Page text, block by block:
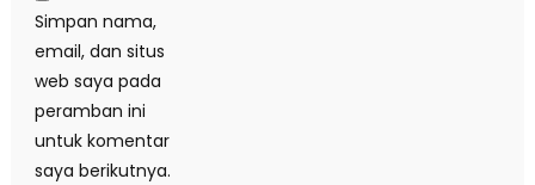
Simpan nama,
email, dan situs
web saya pada
peramban ini
untuk komentar
saya berikutnya.